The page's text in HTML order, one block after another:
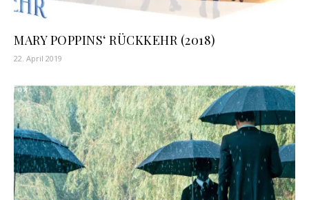
MARY POPPINS‘ RÜCKKEHR (2018)
22. April 2019